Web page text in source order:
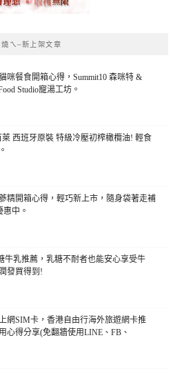
燒ㄟ~新上架文章
咪餐食開箱心得，Summit10 森咪特 &
Studio寵湯工坊。
西班牙原裝 特級冷壓初榨橄欖油! 輕食
精開箱心得，輕巧新上市，隨身袋著走補
中。
牛乳推薦，乳糖不耐者也能安心享受牛
發買得到!
網SIM卡，香港自由行海外旅遊網卡推
心得分享(免翻牆使用LINE、FB、